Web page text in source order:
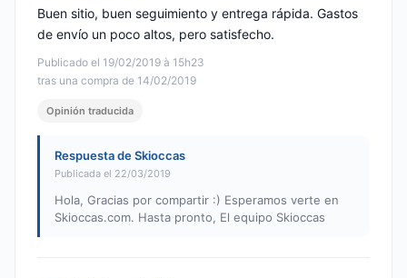
Publicado el 19/02/2019 à 15h23
tras una compra de 14/02/2019
Buen sitio, buen seguimiento y entrega rápida. Gastos
de envío un poco altos, pero satisfecho.
Opinión traducida
Respuesta de Skioccas
Publicada el 22/03/2019
Hola, Gracias por compartir :) Esperamos verte en
Skioccas.com. Hasta pronto, El equipo Skioccas